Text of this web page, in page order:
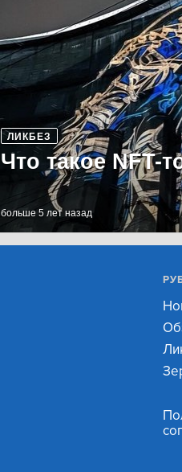
ЛИКБЕЗ
Что такое NFT-
больше 5 лет назад